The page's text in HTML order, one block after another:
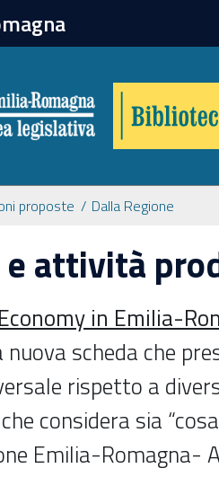
proposte Dalla Regione
e attività
in Emilia-
nuova scheda che
rispetto a
considera sia
Emilia-